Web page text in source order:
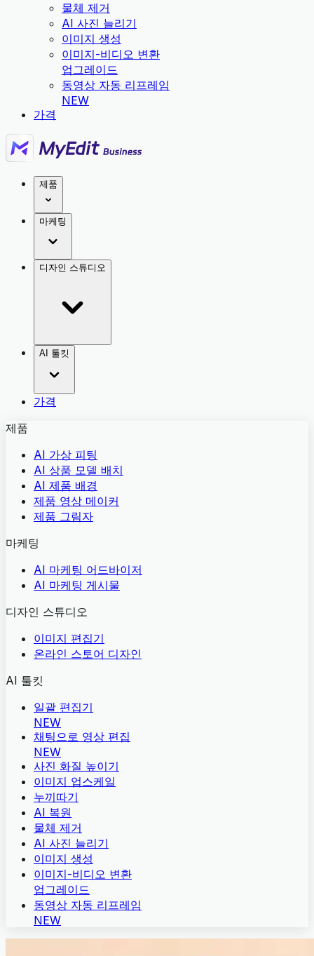
물체 제거
AI 사진 늘리기
이미지 생성
이미지-비디오 변환
업그레이드
동영상 자동 리프레임
NEW
가격
제품
마케팅
디자인 스튜디오
AI 툴킷
가격
제품
AI 가상 피팅
AI 상품 모델 배치
AI 제품 배경
제품 영상 메이커
제품 그림자
마케팅
AI 마케팅 어드바이저
AI 마케팅 게시물
디자인 스튜디오
이미지 편집기
온라인 스토어 디자인
AI 툴킷
일괄 편집기
NEW
채팅으로 영상 편집
NEW
사진 화질 높이기
이미지 업스케일
누끼따기
AI 복원
물체 제거
AI 사진 늘리기
이미지 생성
이미지-비디오 변환
업그레이드
동영상 자동 리프레임
NEW